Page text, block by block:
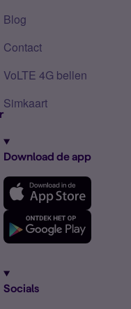
Blog
Contact
VoLTE 4G bellen
Simkaart
Download de app
Socials